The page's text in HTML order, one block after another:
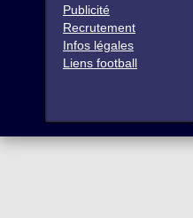
Publicité
Recrutement
Infos légales
Liens football